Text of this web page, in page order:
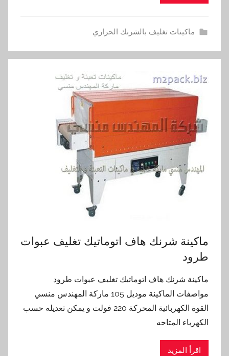
ماكينات تغليف بالشرنك الحراري
ماكينة شرنك هاف اتوماتيك تغليف عبوات
طرود
ماكينة شرنك هاف اتوماتيك تغليف عبوات طرود
مواصفات الماكينة موديل 105 ماركة المهندس منسي
القوة الكهربائية المحركة 220 فولت و يمكن تعديله حسب
الكهرباء المتاحه
اقرأ المزيد